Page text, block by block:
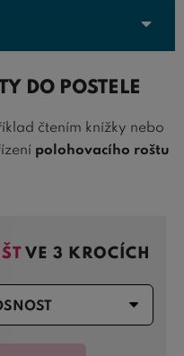
DO POSTELE
čtením knížky nebo
polohovacího roštu
li
je zajištěno pomocí
a rošt se sklopí do
roštyv nabídce na
rošty 80x200 cm
VE 3 KROCÍCH